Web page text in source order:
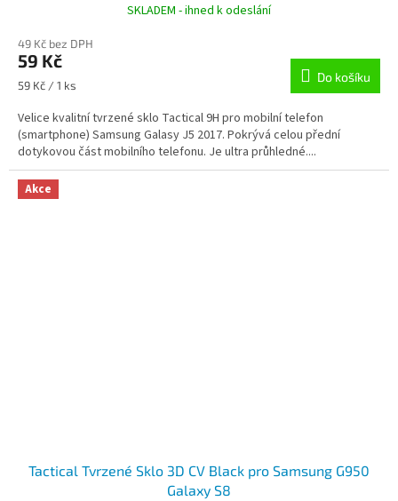
SKLADEM - ihned k odeslání
49 Kč bez DPH
59 Kč
Měrná
59 Kč / 1 ks
Do košíku
Velice kvalitní tvrzené sklo Tactical 9H pro mobilní telefon
(smartphone) Samsung Galasy J5 2017. Pokrývá celou přední
dotykovou část mobilního telefonu. Je ultra průhledné....
Akce
Tactical Tvrzené Sklo 3D CV Black pro Samsung G950
Galaxy S8